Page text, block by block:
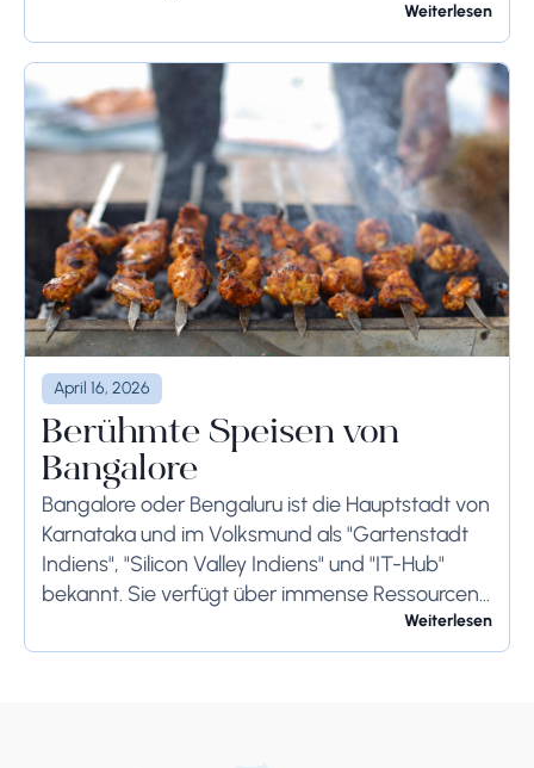
genießen. Wenn Sie demnächst einen Besuch in
Rom planen,...
Weiterlesen
April 16, 2026
Berühmte Speisen von
Bangalore
Bangalore oder Bengaluru ist die Hauptstadt von
Karnataka und im Volksmund als "Gartenstadt
Indiens", "Silicon Valley Indiens" und "IT-Hub"
bekannt. Sie verfügt über immense Ressourcen
und bietet ihren Bewohnern so viel. Bangalore ist
berühmt für seine...
Weiterlesen